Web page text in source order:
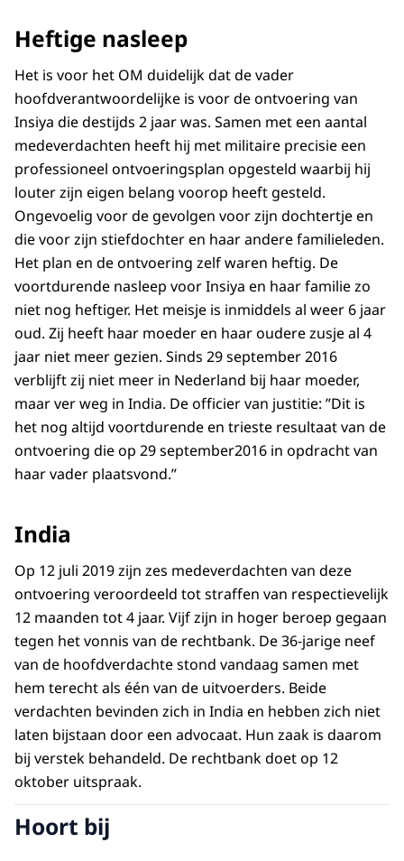
Heftige nasleep
Het is voor het OM duidelijk dat de vader
hoofdverantwoordelijke is voor de ontvoering van
Insiya die destijds 2 jaar was. Samen met een aantal
medeverdachten heeft hij met militaire precisie een
professioneel ontvoeringsplan opgesteld waarbij hij
louter zijn eigen belang voorop heeft gesteld.
Ongevoelig voor de gevolgen voor zijn dochtertje en
die voor zijn stiefdochter en haar andere familieleden.
Het plan en de ontvoering zelf waren heftig. De
voortdurende nasleep voor Insiya en haar familie zo
niet nog heftiger. Het meisje is inmiddels al weer 6 jaar
oud. Zij heeft haar moeder en haar oudere zusje al 4
jaar niet meer gezien. Sinds 29 september 2016
verblijft zij niet meer in Nederland bij haar moeder,
maar ver weg in India. De officier van justitie: ”Dit is
het nog altijd voortdurende en trieste resultaat van de
ontvoering die op 29 september2016 in opdracht van
haar vader plaatsvond.”
India
Op 12 juli 2019 zijn zes medeverdachten van deze
ontvoering veroordeeld tot straffen van respectievelijk
12 maanden tot 4 jaar. Vijf zijn in hoger beroep gegaan
tegen het vonnis van de rechtbank. De 36-jarige neef
van de hoofdverdachte stond vandaag samen met
hem terecht als één van de uitvoerders. Beide
verdachten bevinden zich in India en hebben zich niet
laten bijstaan door een advocaat. Hun zaak is daarom
bij verstek behandeld. De rechtbank doet op 12
oktober uitspraak.
Hoort bij